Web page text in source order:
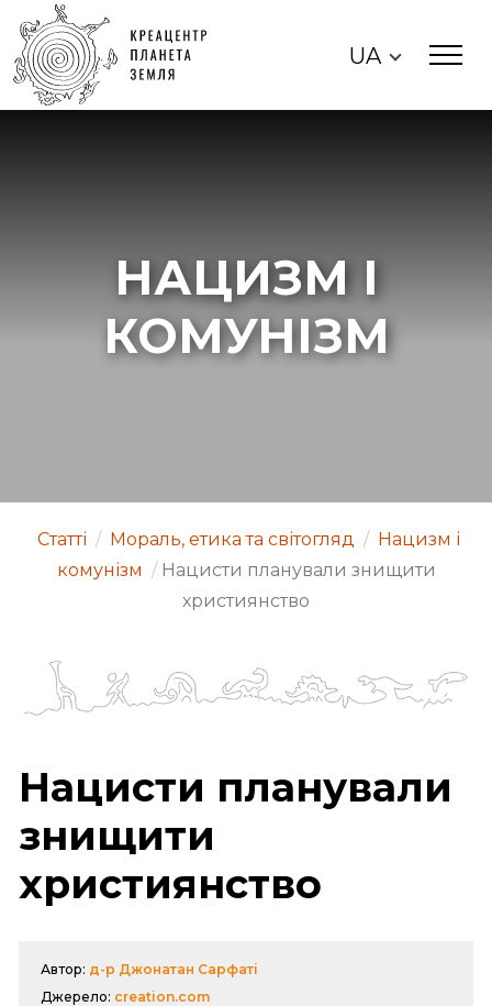
UA
НАЦИЗМ І
КОМУНІЗМ
Статті / Мораль, етика та світогляд / Нацизм і
комунізм / Нацисти планували знищити
християнство
Нацисти планували
знищити
християнство
Автор: д-р Джонатан Сарфаті
Джерело: creation.com